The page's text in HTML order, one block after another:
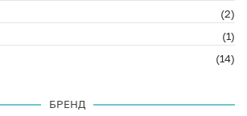
(2)
(1)
(14)
БРЕНД